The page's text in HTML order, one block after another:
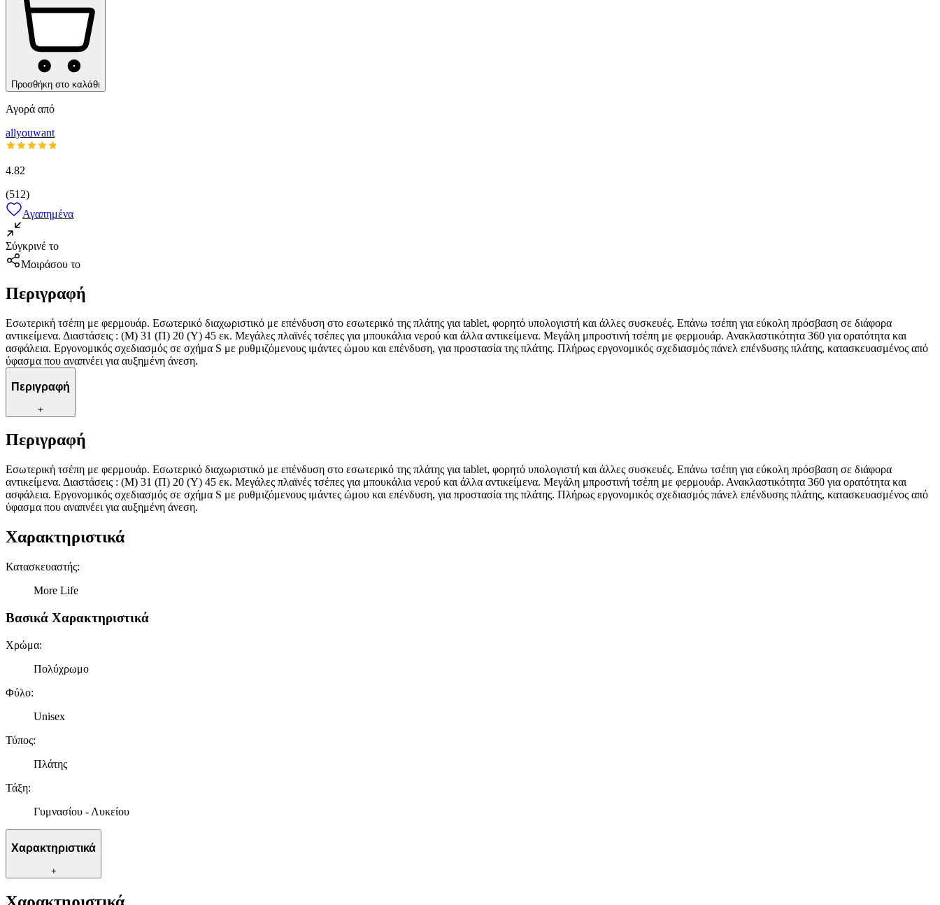
Προσθήκη στο καλάθι
Αγορά από
allyouwant
4.82
(512)
Αγαπημένα
Σύγκρινέ το
Μοιράσου το
Περιγραφή
Εσωτερική τσέπη με φερμουάρ. Εσωτερικό διαχωριστικό με επένδυση στο εσωτερικό της πλάτης για tablet, φορητό υπολογιστή και άλλες συσκευές. Επάνω τσέπη για εύκολη πρόσβαση σε διάφορα
αντικείμενα. Διαστάσεις : (Μ) 31 (Π) 20 (Υ) 45 εκ. Μεγάλες πλαϊνές τσέπες για μπουκάλια νερού και άλλα αντικείμενα. Μεγάλη μπροστινή τσέπη με φερμουάρ. Ανακλαστικότητα 360 για ορατότητα και
ασφάλεια. Εργονομικός σχεδιασμός σε σχήμα S με ρυθμιζόμενους ιμάντες ώμου και επένδυση, για προστασία της πλάτης. Πλήρως εργονομικός σχεδιασμός πάνελ επένδυσης πλάτης, κατασκευασμένος από
ύφασμα που αναπνέει για αυξημένη άνεση.
Περιγραφή
+
Περιγραφή
Εσωτερική τσέπη με φερμουάρ. Εσωτερικό διαχωριστικό με επένδυση στο εσωτερικό της πλάτης για tablet, φορητό υπολογιστή και άλλες συσκευές. Επάνω τσέπη για εύκολη πρόσβαση σε διάφορα
αντικείμενα. Διαστάσεις : (Μ) 31 (Π) 20 (Υ) 45 εκ. Μεγάλες πλαϊνές τσέπες για μπουκάλια νερού και άλλα αντικείμενα. Μεγάλη μπροστινή τσέπη με φερμουάρ. Ανακλαστικότητα 360 για ορατότητα και
ασφάλεια. Εργονομικός σχεδιασμός σε σχήμα S με ρυθμιζόμενους ιμάντες ώμου και επένδυση, για προστασία της πλάτης. Πλήρως εργονομικός σχεδιασμός πάνελ επένδυσης πλάτης, κατασκευασμένος από
ύφασμα που αναπνέει για αυξημένη άνεση.
Χαρακτηριστικά
Κατασκευαστής:
More Life
Βασικά Χαρακτηριστικά
Χρώμα:
Πολύχρωμο
Φύλο:
Unisex
Τύπος:
Πλάτης
Τάξη:
Γυμνασίου - Λυκείου
Χαρακτηριστικά
+
Χαρακτηριστικά